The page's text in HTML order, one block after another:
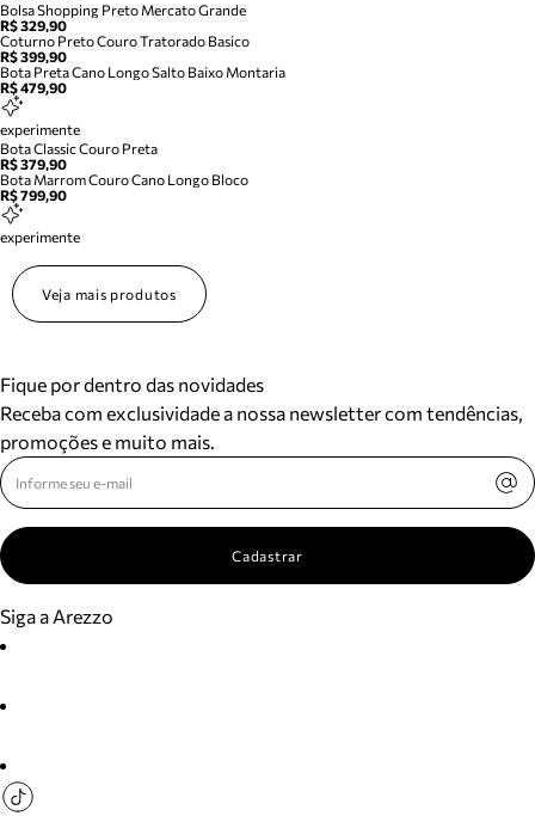
Bolsa Shopping Preto Mercato Grande
R$ 329,90
Coturno Preto Couro Tratorado Basico
R$ 399,90
Bota Preta Cano Longo Salto Baixo Montaria
R$ 479,90
experimente
Bota Classic Couro Preta
R$ 379,90
Bota Marrom Couro Cano Longo Bloco
R$ 799,90
experimente
Veja mais produtos
Fique por dentro das novidades
Receba com exclusividade a nossa newsletter com tendências,
promoções e muito mais.
Cadastrar
Siga a Arezzo